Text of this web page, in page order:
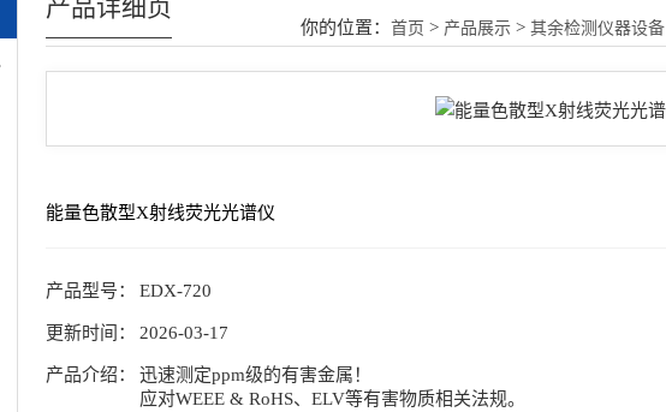
你的位置：首页 > 产品展示 >其余检测仪器设备
产品详细页
能量色散型X射线荧光光谱仪
产品型号： EDX-720
更新时间： 2026-03-17
产品介绍：
迅速测定ppm级的有害金属！
应对WEEE & RoHS、ELV等有害物质相关法规。